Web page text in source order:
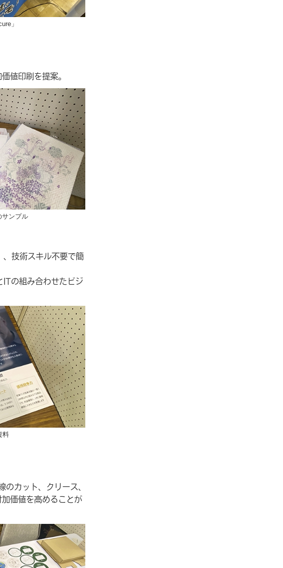
」
値印刷を提案。
サンプル
、技術スキル不要で簡
の組み合わせたビジ
料
カット、クリース、
価値を高めることが